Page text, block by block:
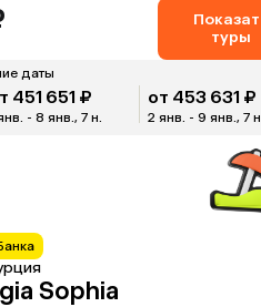
туры
даты
451 651 ₽
- 8 янв., 7 н.
от 453 631 ₽
2 янв. - 9 янв., 7
Sophia